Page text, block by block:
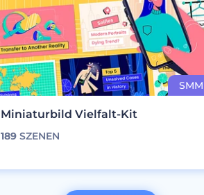
Miniaturbild Vielfalt-Kit
189 SZENEN